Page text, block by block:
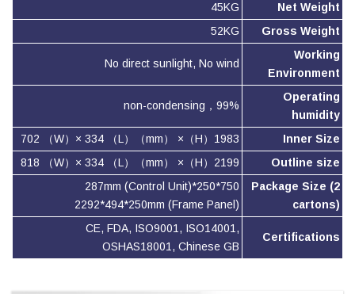
Net Weight
45KG
Gross Weight
52KG
Working
Environment
No direct sunlight, No wind
Operating
humidity
99%，non-condensing
Inner Size
1983（H）× 702 （W）× 334 （L）（mm）
Outline size
2199（H）× 818 （W）× 334 （L）（mm）
Package Size (2
cartons)
750*250*287mm (Control Unit)
2292*494*250mm (Frame Panel)
Certifications
CE, FDA, ISO9001, ISO14001,
OSHAS18001, Chinese GB